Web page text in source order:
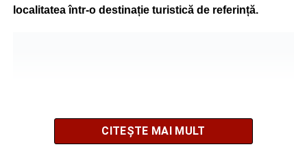
localitatea într-o destinație turistică de referință.
CITEȘTE MAI MULT